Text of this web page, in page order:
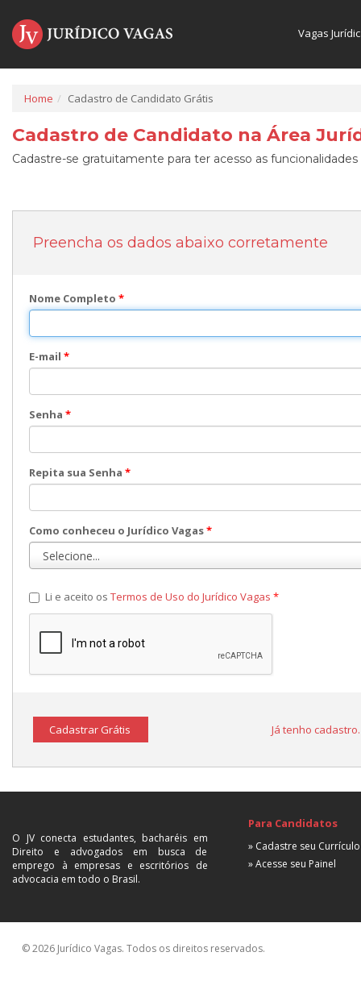
Vagas
Home Cadastro de Candidato Grátis
Cadastro de Candidato na Área
Cadastre-se gratuitamente para ter acesso as
Preencha os dados abaixo corretamente
Nome Completo *
E-mail *
Senha *
Repita sua Senha *
Como conheceu o Jurídico Vagas*
Li e aceito os Termos de Uso do Jurídico Vagas *
Cadastrar Grátis Já tenho
O JV conecta estudantes, bacharéis em
Direito e advogados em busca de
emprego à empresas e escritórios de
advocacia em todo o Brasil.
Para Candidatos
» Cadastre seu Currículo
» Acesse seu Painel
© 2026 Jurídico Vagas. Todos os direitos reservados.